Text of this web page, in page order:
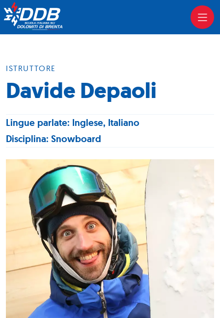
Davide Depaoli
ISTRUTTORE
Lingue parlate: Inglese, Italiano
Disciplina: Snowboard